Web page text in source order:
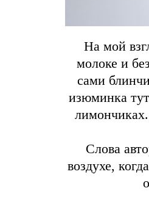
На мой
молоке и
сами
изюминка
Слова
воздухе,